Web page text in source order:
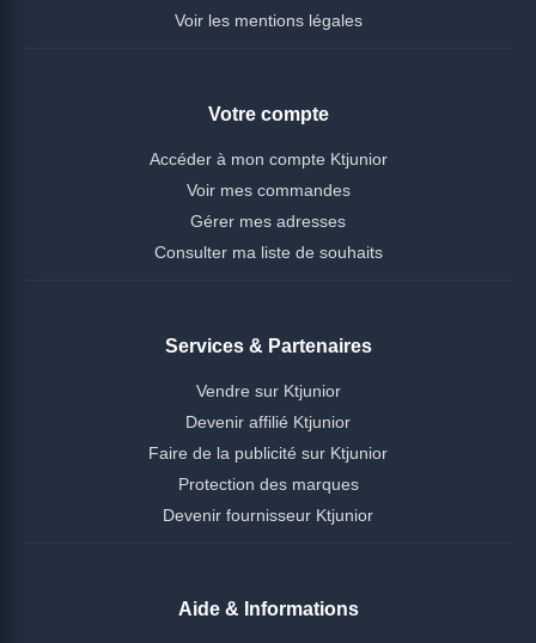
Voir les mentions légales
Votre compte
Accéder à mon compte Ktjunior
Voir mes commandes
Gérer mes adresses
Consulter ma liste de souhaits
Services & Partenaires
Vendre sur Ktjunior
Devenir affilié Ktjunior
Faire de la publicité sur Ktjunior
Protection des marques
Devenir fournisseur Ktjunior
Aide & Informations